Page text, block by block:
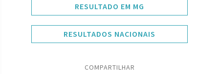
RESULTADO EM MG
RESULTADOS NACIONAIS
COMPARTILHAR